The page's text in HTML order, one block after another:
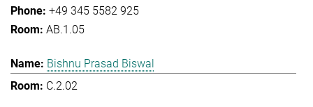
+49 345 5582 925
AB.1.05
Bishnu Prasad Biswal
C.2.02